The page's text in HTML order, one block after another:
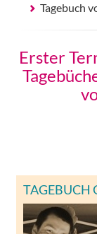
Tagebuch
Erster
TAGEBUCH